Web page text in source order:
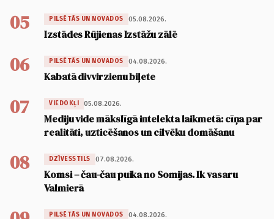
05 PILSĒTĀS UN NOVADOS 05.08.2026.
Izstādes Rūjienas Izstāžu zālē
06 PILSĒTĀS UN NOVADOS 04.08.2026.
Kabatā divvirzienu biļete
07 VIEDOKĻI 05.08.2026.
Mediju vide mākslīgā intelekta laikmetā: cīņa par
realitāti, uzticēšanos un cilvēku domāšanu
08 DZĪVESSTILS 07.08.2026.
Komsi – čau-čau puika no Somijas. Ik vasaru
Valmierā
PILSĒTĀS UN NOVADOS 04.08.2026.